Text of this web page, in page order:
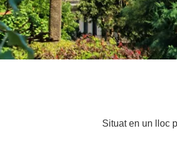
Situat en un lloc